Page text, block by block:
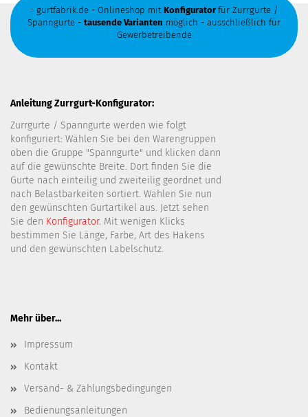
- gurtfabrik.de - Onlineshop mit Konfiguratorfür Zurrgurte /
Spanngurte - tausende Varianten möglich - ausschließlich für
Gewerbetreibende
Anleitung Zurrgurt-Konfigurator:
Zurrgurte / Spanngurte werden wie folgt
konfiguriert: Wählen Sie bei den Warengruppen
oben die Gruppe "Spanngurte" und klicken dann
auf die gewünschte Breite. Dort finden Sie die
Gurte nach einteilig und zweiteilig geordnet und
nach Belastbarkeiten sortiert. Wählen Sie nun
den gewünschten Gurtartikel aus. Jetzt sehen
Sie den Konfigurator. Mit wenigen Klicks
bestimmen Sie Länge, Farbe, Art des Hakens
und den gewünschten Labelschutz.
Mehr über...
Impressum
Kontakt
Versand- & Zahlungsbedingungen
Bedienungsanleitungen